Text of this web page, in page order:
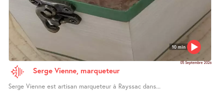
10 min
05 Septembre 2026
Serge Vienne, marqueteur
Serge Vienne est artisan marqueteur à Rayssac dans...